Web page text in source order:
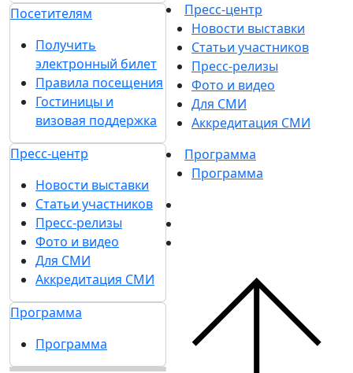
Посетителям
Получить
электронный билет
Правила посещения
Гостиницы и
визовая поддержка
Пресс-центр
Новости выставки
Статьи участников
Пресс-релизы
Фото и видео
Для СМИ
Аккредитация СМИ
Программа
Программа
Пресс-центр
Новости выставки
Статьи участников
Пресс-релизы
Фото и видео
Для СМИ
Аккредитация СМИ
Программа
Программа